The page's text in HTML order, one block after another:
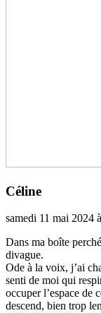
Céline
samedi 11 mai 2024
Dans ma boîte
diva­gue.
Ode à la voix, j’ai
senti de moi qui
occu­per l’espace de
des­cend, bien trop